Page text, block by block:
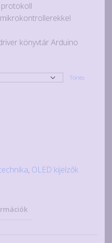
protokoll
könyvtár Arduino
Törlés
, OLED kijelzők